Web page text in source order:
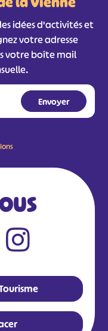
idées d'activités et
votre adresse
votre boîte mail